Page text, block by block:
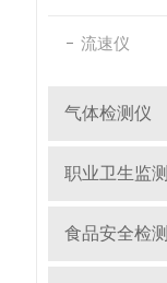
流速仪
气体检测仪
职业卫生监测
食品安全检测